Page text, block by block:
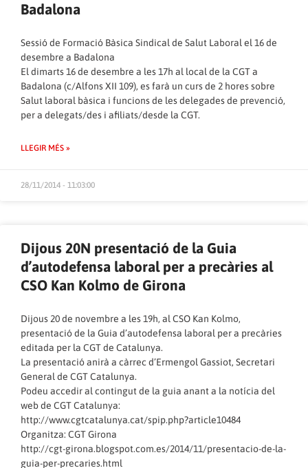
Badalona
Sessió de Formació Bàsica Sindical de Salut Laboral el 16 de
desembre a Badalona
El dimarts 16 de desembre a les 17h al local de la CGT a
Badalona (c/Alfons XII 109), es farà un curs de 2 hores sobre
Salut laboral bàsica i funcions de les delegades de prevenció,
per a delegats/des i afiliats/desde la CGT.
LLEGIR MÉS »
28/11/2014 - 11:03:00
Dijous 20N presentació de la Guia
d’autodefensa laboral per a precàries al
CSO Kan Kolmo de Girona
Dijous 20 de novembre a les 19h, al CSO Kan Kolmo,
presentació de la Guia d’autodefensa laboral per a precàries
editada per la CGT de Catalunya.
La presentació anirà a càrrec d’Ermengol Gassiot, Secretari
General de CGT Catalunya.
Podeu accedir al contingut de la guia anant a la notícia del
web de CGT Catalunya:
http://www.cgtcatalunya.cat/spip.php?article10484
Organitza: CGT Girona
http://cgt-girona.blogspot.com.es/2014/11/presentacio-de-la-
guia-per-precaries.html